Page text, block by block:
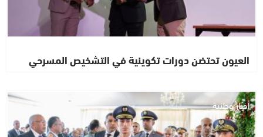
العيون تحتضن دورات تكوينية في التشخيص المسرحي
أخبار وطنية